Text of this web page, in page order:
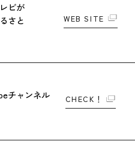
ビが
さと
WEB SITE
チャンネル
CHECK！